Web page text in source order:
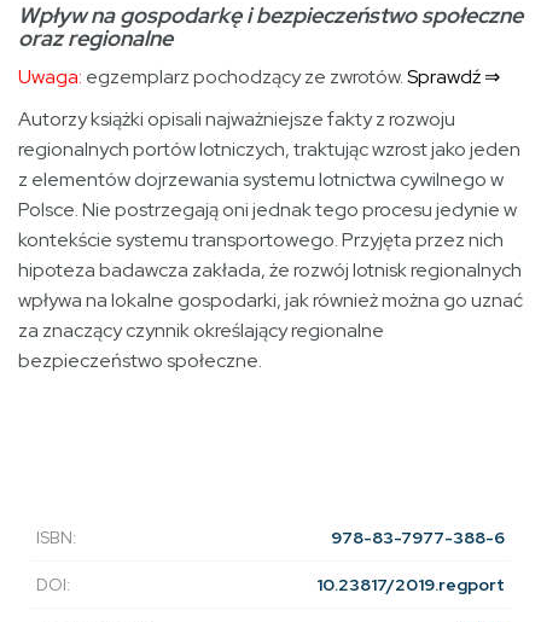
Wpływ na gospodarkę i bezpieczeństwo społeczne
oraz regionalne
Uwaga: egzemplarz pochodzący ze zwrotów.Sprawdź ⇒
Autorzy książki opisali najważniejsze fakty z rozwoju
regionalnych portów lotniczych, traktując wzrost jako jeden
z elementów dojrzewania systemu lotnictwa cywilnego w
Polsce. Nie postrzegają oni jednak tego procesu jedynie w
kontekście systemu transportowego. Przyjęta przez nich
hipoteza badawcza zakłada, że rozwój lotnisk regionalnych
wpływa na lokalne gospodarki, jak również można go uznać
za znaczący czynnik określający regionalne
bezpieczeństwo społeczne.
ISBN: 978-83-7977-388-6
DOI: 10.23817/2019.regport